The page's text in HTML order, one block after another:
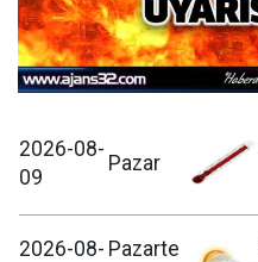
2026-08-
09
Pazar
2026-08- Pazarte